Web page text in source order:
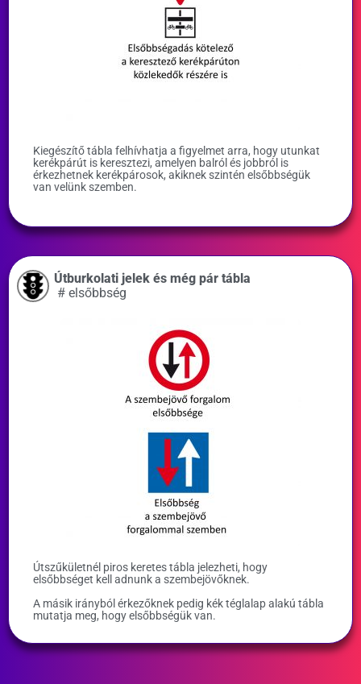
Kiegészítő tábla felhívhatja a figyelmet arra, hogy utunkat
kerékpárút is keresztezi, amelyen balról és jobbról is
érkezhetnek kerékpárosok, akiknek szintén elsőbbségük
van velünk szemben.
Útburkolati jelek és még pár tábla
# elsőbbség
Útszűkületnél piros keretes tábla jelezheti, hogy
elsőbbséget kell adnunk a szembejövőknek.
A másik irányból érkezőknek pedig kék téglalap alakú tábla
mutatja meg, hogy elsőbbségük van.